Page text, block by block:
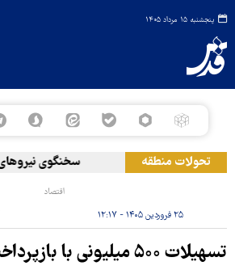
پنجشنبه ۱۵ مرداد ۱۴۰۵
تحولات منطقه سخنگوی نیروهای
اقتصاد
۲۵ فروردین ۱۴۰۵ - ۱۲:۱۷